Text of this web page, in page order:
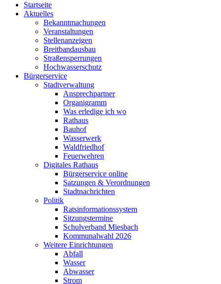
Startseite
Aktuelles
Bekanntmachungen
Veranstaltungen
Stellenanzeigen
Breitbandausbau
Straßensperrungen
Hochwasserschutz
Bürgerservice
Stadtverwaltung
Ansprechpartner
Organigramm
Was erledige ich wo
Rathaus
Bauhof
Wasserwerk
Waldfriedhof
Feuerwehren
Digitales Rathaus
Bürgerservice online
Satzungen & Verordnungen
Stadtnachrichten
Politik
Ratsinformationssystem
Sitzungstermine
Schulverband Miesbach
Kommunalwahl 2026
Weitere Einrichtungen
Abfall
Wasser
Abwasser
Strom